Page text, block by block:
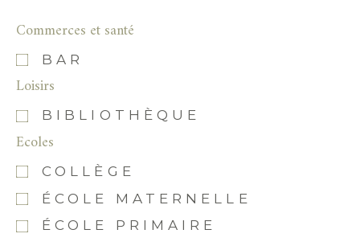
Commerces et santé
BAR
Loisirs
BIBLIOTHÈQUE
Ecoles
COLLÈGE
ÉCOLE MATERNELLE
ÉCOLE PRIMAIRE